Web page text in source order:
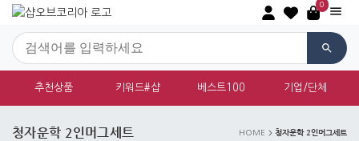
0
추천상품 키워드#샵 베스트100 기업/단체
청자운학 2인머그세트 HOME 청자운학 2인머그세트